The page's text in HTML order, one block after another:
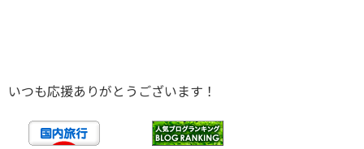
いつも応援ありがとうございます！